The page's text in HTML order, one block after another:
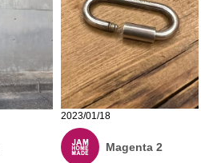
2023/01/18
Magenta 2